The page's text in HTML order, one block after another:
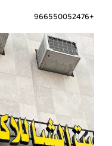
+966550052476